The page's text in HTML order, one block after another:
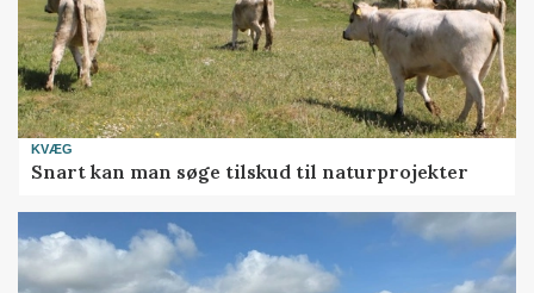
KVÆG
Snart kan man søge tilskud til naturprojekter